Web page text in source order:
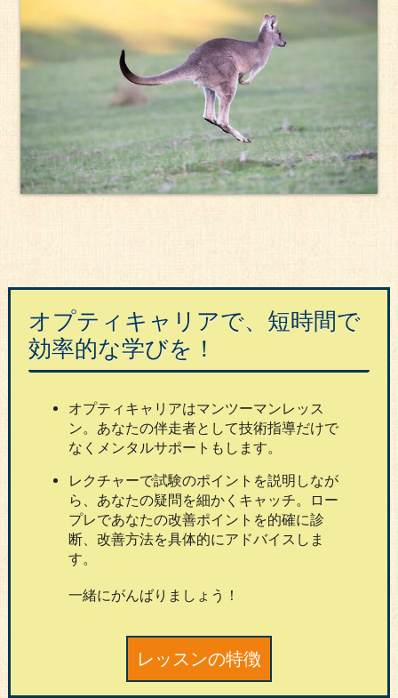
オプティキャリアで、短時間で
効率的な学びを！
オプティキャリアはマンツーマンレッス
ン。あなたの伴走者として技術指導だけで
なくメンタルサポートもします。
レクチャーで試験のポイントを説明しなが
ら、あなたの疑問を細かくキャッチ。ロー
プレであなたの改善ポイントを的確に診
断、改善方法を具体的にアドバイスしま
す。
一緒にがんばりましょう！
レッスンの特徴